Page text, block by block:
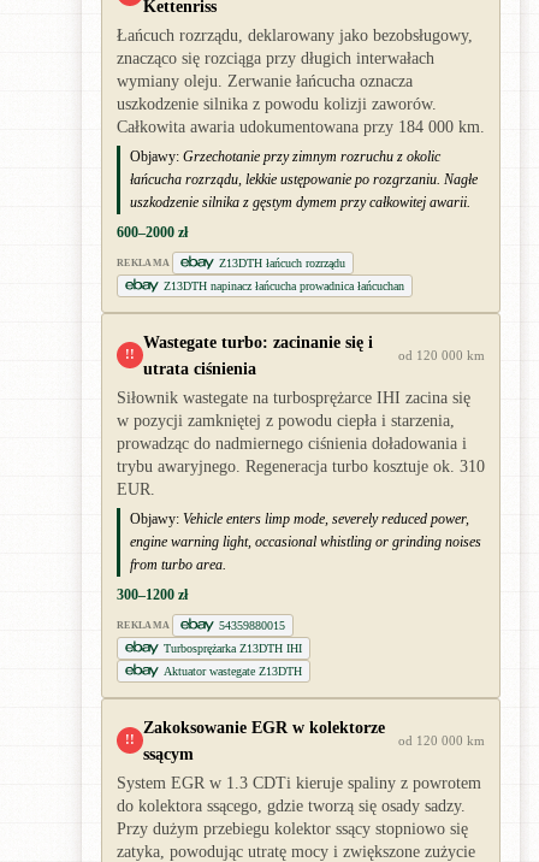
Kettenriss
Łańcuch rozrządu, deklarowany jako bezobsługowy,
znacząco się rozciąga przy długich interwałach
wymiany oleju. Zerwanie łańcucha oznacza
uszkodzenie silnika z powodu kolizji zaworów.
Całkowita awaria udokumentowana przy 184 000 km.
Objawy: Grzechotanie przy zimnym rozruchu z okolic
łańcucha rozrządu, lekkie ustępowanie po rozgrzaniu. Nagłe
uszkodzenie silnika z gęstym dymem przy całkowitej awarii.
600–2000 zł
REKLAMA
Z13DTH łańcuch rozrządu
Z13DTH napinacz łańcucha prowadnica łańcuchan
!!
Wastegate turbo: zacinanie się i
utrata ciśnienia
od 120 000 km
Siłownik wastegate na turbosprężarce IHI zacina się
w pozycji zamkniętej z powodu ciepła i starzenia,
prowadząc do nadmiernego ciśnienia doładowania i
trybu awaryjnego. Regeneracja turbo kosztuje ok. 310
EUR.
Objawy: Vehicle enters limp mode, severely reduced power,
engine warning light, occasional whistling or grinding noises
from turbo area.
300–1200 zł
REKLAMA
54359880015
Turbosprężarka Z13DTH IHI
Aktuator wastegate Z13DTH
!!
Zakoksowanie EGR w kolektorze
ssącym
od 120 000 km
System EGR w 1.3 CDTi kieruje spaliny z powrotem
do kolektora ssącego, gdzie tworzą się osady sadzy.
Przy dużym przebiegu kolektor ssący stopniowo się
zatyka, powodując utratę mocy i zwiększone zużycie